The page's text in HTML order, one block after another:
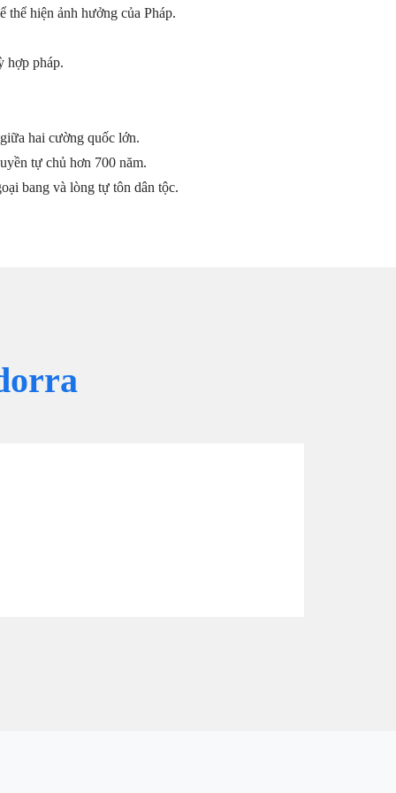
thể hiện ảnh hưởng của Pháp.
hợp pháp.
hai cường quốc lớn.
tự chủ hơn 700 năm.
bang và lòng tự tôn dân tộc.